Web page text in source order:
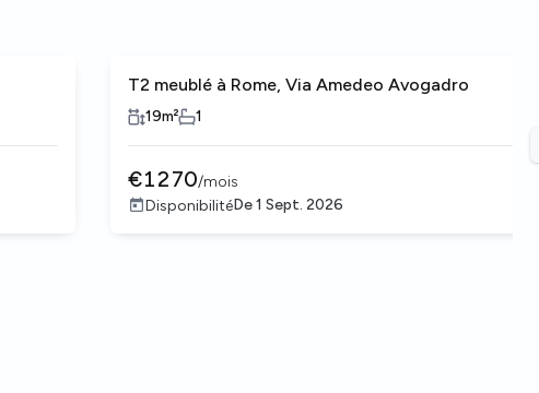
T2 meublé à Rome, Via Amedeo Avogadro
19m² 1
€1270/mois
DisponibilitéDe1 Sept. 2026